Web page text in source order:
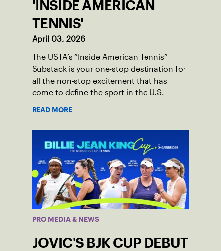
'INSIDE AMERICAN
TENNIS'
April 03, 2026
The USTA’s “Inside American Tennis”
Substack is your one-stop destination for
all the non-stop excitement that has
come to define the sport in the U.S.
READ MORE
PRO MEDIA & NEWS
JOVIC'S BJK CUP DEBUT